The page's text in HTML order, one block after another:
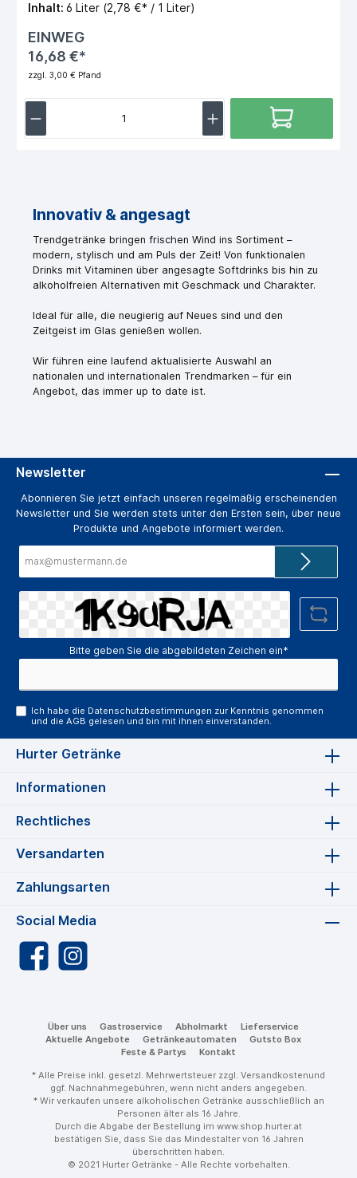
Inhalt: 6 Liter (2,78 €* / 1 Liter)
EINWEG
16,68 €*
zzgl. 3,00 € Pfand
Innovativ & angesagt
Trendgetränke bringen frischen Wind ins Sortiment –
modern, stylisch und am Puls der Zeit! Von funktionalen
Drinks mit Vitaminen über angesagte Softdrinks bis hin zu
alkoholfreien Alternativen mit Geschmack und Charakter.
Ideal für alle, die neugierig auf Neues sind und den
Zeitgeist im Glas genießen wollen.
Wir führen eine laufend aktualisierte Auswahl an
nationalen und internationalen Trendmarken – für ein
Angebot, das immer up to date ist.
Newsletter
Abonnieren Sie jetzt einfach unseren regelmäßig erscheinenden
Newsletter und Sie werden stets unter den Ersten sein, über neue
Produkte und Angebote informiert werden.
Adresse*
Bitte geben Sie die abgebildeten Zeichen ein*
Ich habe die Datenschutzbestimmungen zur Kenntnis genommen
und dieAGB gelesen und bin mit ihnen einverstanden.
Social Media
Hurter Getränke
Informationen
Rechtliches
Versandarten
Zahlungsarten
Über uns Gastroservice Abholmarkt
Lieferservice
Aktuelle Angebote
Getränkeautomaten
Gutsto Box
Feste & Partys
Kontakt
* Alle Preise inkl. gesetzl. Mehrwertsteuer zzgl. Versandkostenund
ggf. Nachnahmegebühren, wenn nicht anders angegeben.
* Wir verkaufen unsere alkoholischen Getränke ausschließlich an
Personen älter als 16 Jahre.
Durch die Abgabe der Bestellung im www.shop.hurter.at
bestätigen Sie, dass Sie das Mindestalter von 16 Jahren
überschritten haben.
© 2021 Hurter Getränke - Alle Rechte vorbehalten.